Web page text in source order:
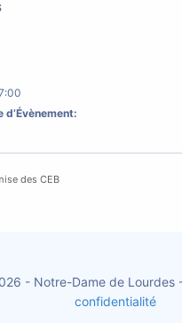
d’Évènement:
des CEB
- Notre-Dame de Lourdes
confidentialité